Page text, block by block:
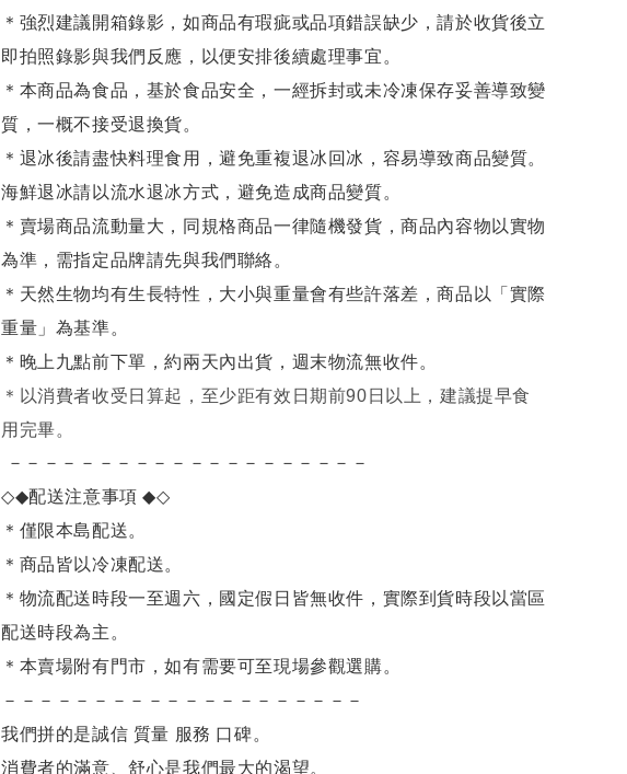
＊強烈建議開箱錄影，如商品有瑕疵或品項錯誤缺少，請於收貨後立
即拍照錄影與我們反應，以便安排後續處理事宜。
＊本商品為食品，基於食品安全，一經拆封或未冷凍保存妥善導致變
質，一概不接受退換貨。
＊退冰後請盡快料理食用，避免重複退冰回冰，容易導致商品變質。
海鮮退冰請以流水退冰方式，避免造成商品變質。
＊賣場商品流動量大，同規格商品一律隨機發貨，商品內容物以實物
為準，需指定品牌請先與我們聯絡。
＊天然生物均有生長特性，大小與重量會有些許落差，商品以「實際
重量」為基準。
＊晚上九點前下單，約兩天內出貨，週末物流無收件。
＊ 以消費者收受日算起，至少距有效日期前90日以上，建議提早食
用完畢。
－－－－－－－－－－－－－－－－－－－－
◇◆配送注意事項◆◇
＊僅限本島配送。
＊商品皆以冷凍配送。
＊物流配送時段一至週六，國定假日皆無收件，實際到貨時段以當區
配送時段為主。
＊本賣場附有門市，如有需要可至現場參觀選購。
－－－－－－－－－－－－－－－－－－－－
我們拼的是誠信 質量 服務 口碑。
消費者的滿意、舒心是我們最大的渴望。